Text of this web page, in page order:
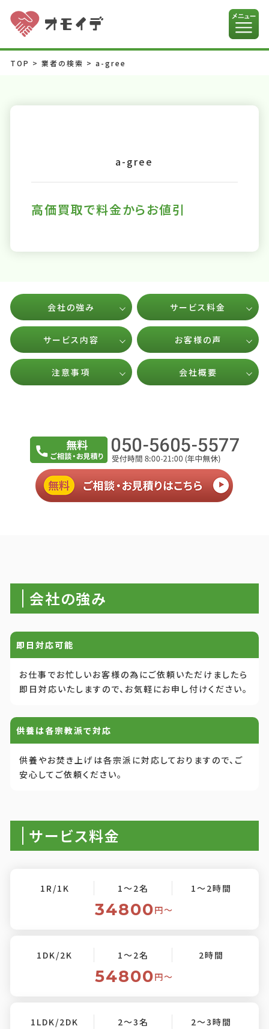
TOP > 業者の検索 > a-gree
a-gree
高価買取で料金からお値引
会社の強み サービス料金
サービス内容 お客様の声
注意事項 会社概要
会社の強み
即日対応可能
お仕事でお忙しいお客様の為にご依頼いただけましたら
即日対応いたしますので、お気軽にお申し付けください。
供養は各宗教派で対応
供養やお焚き上げは各宗派に対応しておりますので、ご
安心してご依頼ください。
サービス料金
1R/1K 1～2名 1～2時間
34800円〜
1DK/2K 1～2名 2時間
54800円〜
1LDK/2DK 2～3名 2～3時間